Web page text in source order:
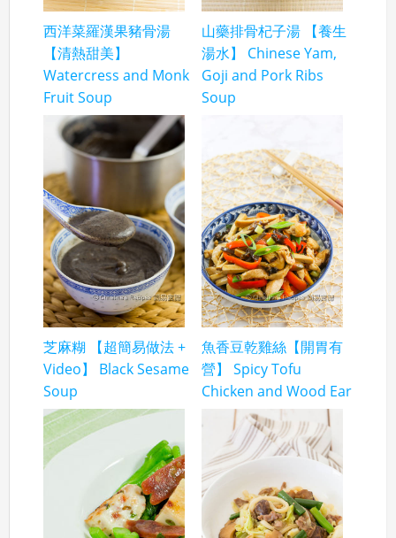
西洋菜羅漢果豬骨湯
【清熱甜美】
Watercress and Monk
Fruit Soup
山藥排骨杞子湯 【養生
湯水】 Chinese Yam,
Goji and Pork Ribs
Soup
芝麻糊 【超簡易做法 +
Video】 Black Sesame
Soup
魚香豆乾雞絲【開胃有
營】 Spicy Tofu
Chicken and Wood Ear